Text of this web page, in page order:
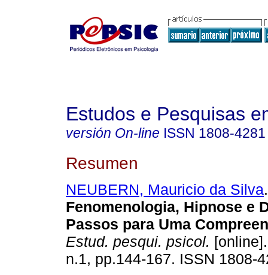
Estudos e Pesquisas
versión On-line ISSN 1808-4281
Resumen
NEUBERN, Mauricio da Silva.
Fenomenologia, Hipnose e
Passos para Uma
Estud. pesqui. psicol.
n.1, pp.144-167. ISSN 1808-